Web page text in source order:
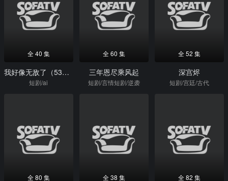
全 40 集
我好像无敌了（53集）Ai短剧
短剧/ai
全 60 集
三年恩尽乘风起
短剧/言情短剧/逆袭
全 52 集
深宫烬
短剧/宫廷/古代
全 80 集 全 38 集 全 82 集